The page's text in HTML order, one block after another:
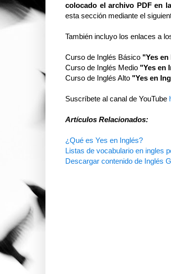
colocado el archivo PDF en
esta sección mediante el
También incluyo los enlaces a
Curso de Inglés Básico "Yes
Curso de Inglés Medio "Yes en
Curso de Inglés Alto "Yes en
Suscríbete al canal de YouTube
Artículos Relacionados:
¿Qué es Yes en Inglés?
Listas de vocabulario en ingles
Descargar contenido de Inglés